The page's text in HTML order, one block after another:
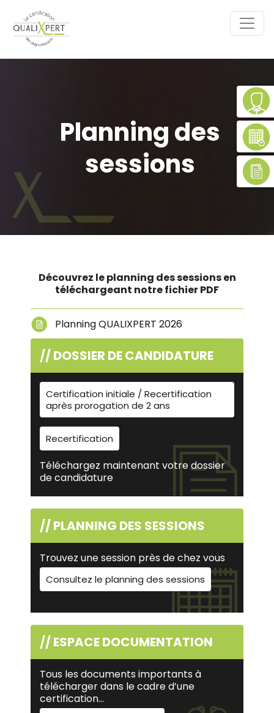
Planning des
sessions
Découvrez le planning des sessions en
téléchargeant notre fichier PDF
Planning QUALIXPERT 2026
// DOSSIER DE CANDIDATURE
Certification initiale / Recertification
après prorogation de 2 ans
Recertification
Téléchargez maintenant votre dossier
de candidature
// PLANNING DES SESSIONS
Trouvez une session près de chez vous
Consultez le planning des sessions
// ESPACE DOCUMENTATION
Tous les documents importants à
télécharger dans le cadre d’une
certification…